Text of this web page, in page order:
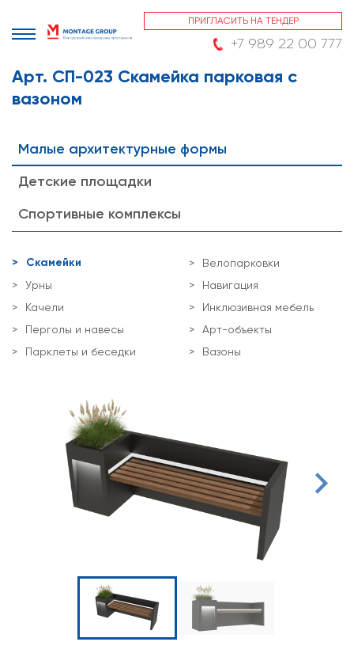
ПРИГЛАСИТЬ НА ТЕНДЕР
+7 989 22 00 777
Арт. СП-023 Скамейка парковая с
вазоном
Малые архитектурные формы
Детские площадки
Спортивные комплексы
Скамейки
Урны
Качели
Перголы и навесы
Парклеты и беседки
Велопарковки
Навигация
Инклюзивная мебель
Арт-объекты
Вазоны